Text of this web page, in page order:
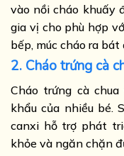
vào nồi cháo khuấy
gia vị cho phù hợp
bếp, múc cháo ra
2. Cháo trứng cà
Cháo trứng cà
khẩu của nhiều bé.
canxi hỗ trợ phát
khỏe và ngăn chặn